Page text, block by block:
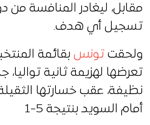
مقابل، ليغادر المنافسة
تسجيل أي هدف.
ولحقت تونس بقائمة
تعرضها لهزيمة ثانية تواليا،
نظيفة، عقب خسارتها
أمام السويد بنتيجة 5-1